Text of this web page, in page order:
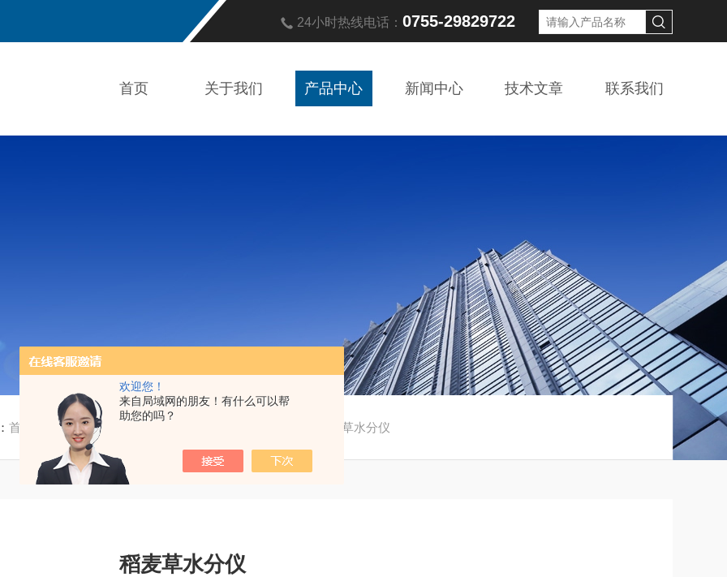
欢迎您！
来自局域网的朋友！有什么可以帮
助您的吗？
24小时热线电话： 0755-29829722
首页 关于我们 产品中心 新闻中心 技术文章 联系我们
首页 产品中心/ / 稻麦草水分仪
稻麦草水分仪